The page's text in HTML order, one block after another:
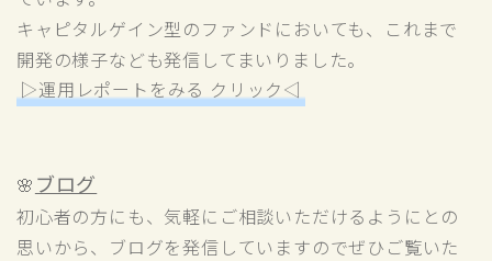
キャピタルゲイン型のファンドにおいても、これまで
開発の様子なども発信してまいりました。
▷運用レポートをみる クリック◁
🌸 ブログ
初心者の方にも、気軽にご相談いただけるようにとの
思いから、ブログを発信していますのでぜひご覧いた